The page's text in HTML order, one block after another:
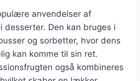
anvendelser af
desserter. Den kan bruges i
og sorbetter, hvor dens
kan komme til sin ret.
også kombineres